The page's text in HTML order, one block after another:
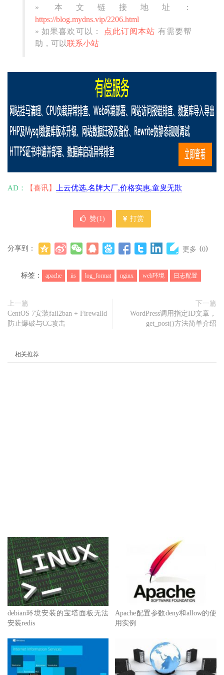
» 本文链接地址：
https://blog.mydns.vip/2206.html
» 如果喜欢可以：
点此订阅本站 有需要帮
助，可以联系小站
AD： 【喜讯】 上云优选,名牌大厂,价格实惠,童叟无欺
赞(1) 打赏
分享到： 更多 (0)
标签： apache iis log_format nginx web环境 日志配置
上一篇
CentOS 7安装fail2ban + Firewalld
防止爆破与CC攻击
下一篇
WordPress调用指定ID文章，
get_post()方法简单介绍
相关推荐
debian环境安装的宝塔面板无法
安装redis
Apache配置参数deny和allow的使
用实例